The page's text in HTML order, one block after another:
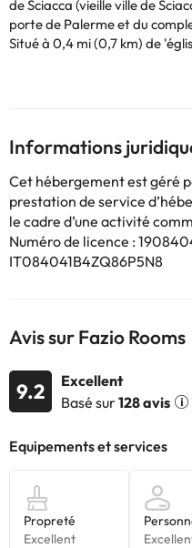
de Sciacca (vieille ville de
porte de Palerme et du
Situé à 0,4 mi (0,7 km) de
à 1,1 km du Museo
pour vous détendre et des
sec et de blanchisserie, une
blanchisserie. Un petit
jours de 8h00 à 10h30. Faites
chambres climatisées. Toutes
'accès gratuit à 'Internet sans
Les salles de bains privées
toilette gratuits et de bidets.
Veuillez vérifier les tarifs
'établissement peut modifier
de restauration en fonction
peuvent être modifiées par
pouvez consulter les tarifs
sont susceptibles d’être
avez des questions, contactez-
Informations
Cet hébergement est géré
prestation de service
le cadre d’une activité
Numéro de licence :
IT084041B4ZQ86P5N8
Avis sur Fazio Rooms
9.2
Excellent
Basé sur128 avis